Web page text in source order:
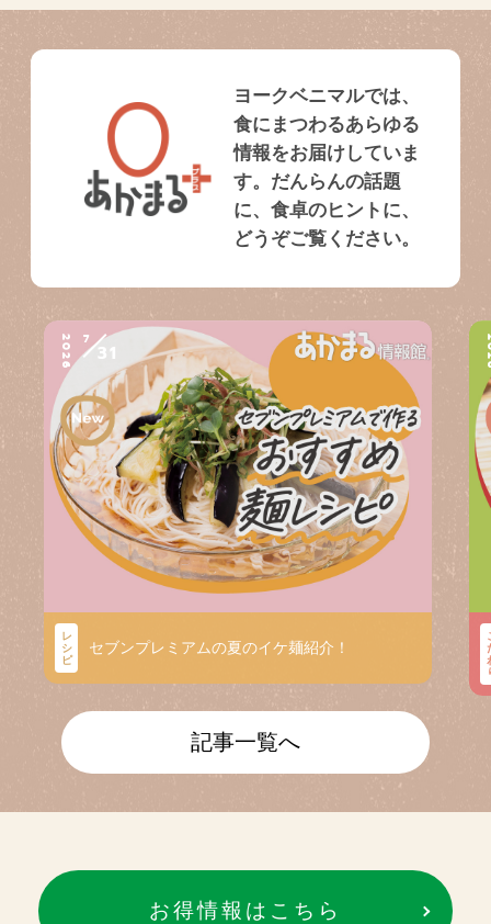
ヨークベニマルでは、
食にまつわるあらゆる
情報をお届けしていま
す。だんらんの話題
に、食卓のヒントに、
どうぞご覧ください。
2026 7
31
レ
シ
ピ
セブンプレミアムの夏のイケ麺紹介！
記事一覧へ
お得情報はこちら